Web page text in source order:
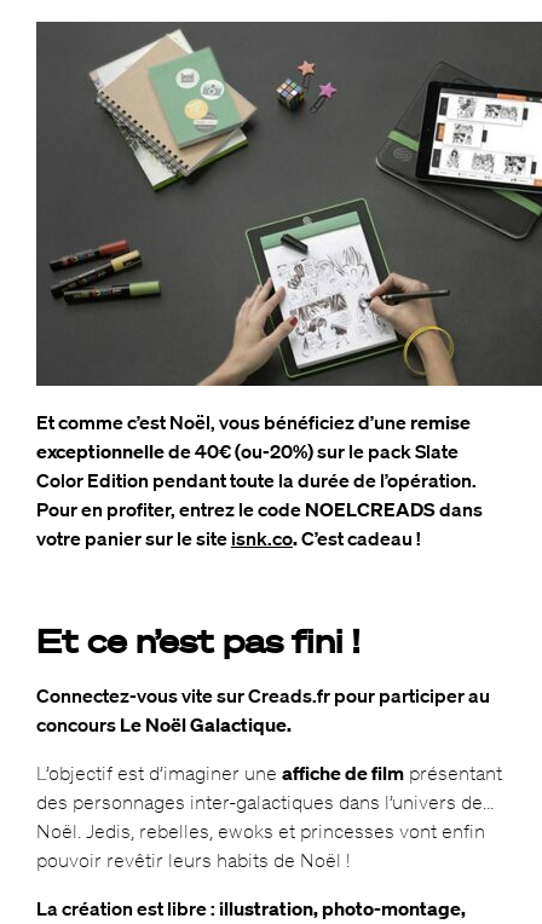
Et comme c’est Noël, vous bénéficiez d’une remise
exceptionnellede 40€ (ou-20%) sur le pack Slate
Color Edition pendant toute la durée de l’opération.
Pour en profiter, entrez le code NOELCREADSdans
votre panier sur le site isnk.co.C’est cadeau !
Et ce n’est pas fini !
Connectez-vous vite sur Creads.fr pour participer au
concours Le Noël Galactique.
L’objectif est d’imaginer une affiche de filmprésentant
des personnages inter-galactiques dans l’univers de…
Noël. Jedis, rebelles, ewoks et princesses vont enfin
pouvoir revêtir leurs habits de Noël !
La création est libre : illustration, photo-montage,